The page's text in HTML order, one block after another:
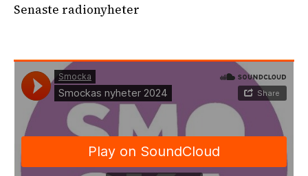
Senaste radionyheter